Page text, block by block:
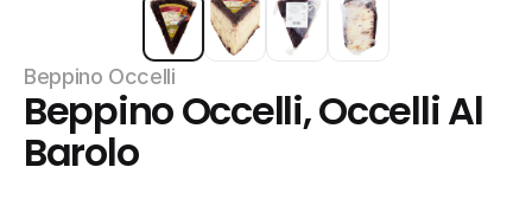
Beppino Occelli
Beppino Occelli, Occelli Al
Barolo